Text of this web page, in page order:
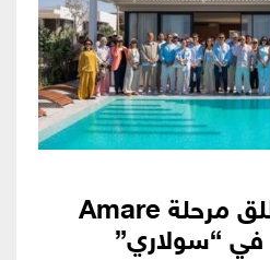
“مصر إيطاليا” تطلق مرحلة Amare